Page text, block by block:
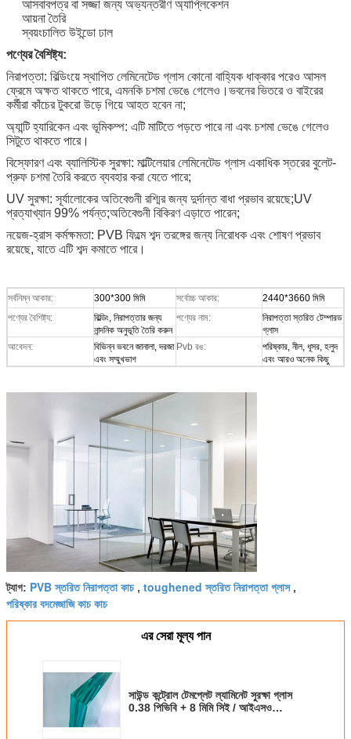
আসবাবপত্র বা সজ্জা জন্য অভ্যন্তরীণ অ্যাপ্লিকেশন
আয়না তৈরি
স্বয়ংচালিত উইন্ডো ঢাল
পণ্যের বৈশিষ্ট্য:
নিরাপত্তা: বিল্ডিংয়ে স্থাপিত লেমিনেটেড গ্লাস কোনো বাহ্যিক ধাক্কার পরেও আসল
ফ্রেমে অক্ষত থাকতে পারে, এমনকি চশমা ভেঙে গেলেও।ভবনের ভিতরে ও বাইরের
কর্মীরা কাঁচের টুকরো উড়ে গিয়ে আহত হবেন না;
অ্যান্টি হ্যারিকেন এবং ভূমিকম্প: এটি মাটিতে পড়তে পারে না এবং চশমা ভেঙে গেলেও
সিটুতে থাকতে পারে।
বিস্ফোরণ এবং ব্যালিস্টিক সুরক্ষা: মাল্টিলেয়ার লেমিনেটেড গ্লাস একাধিক স্তরের বুলেট-
প্রুফ চশমা তৈরি করতে ব্যবহার করা যেতে পারে;
UV সুরক্ষা: সূর্যালোকের অতিবেগুনী রশ্মির জন্য দুর্দান্ত বাধা প্রভাব রয়েছে;UV
প্রত্যাখ্যান 99% পর্যন্ত;অতিবেগুনী বিকিরণ এড়াতে পারেন;
নয়েজ-হ্রাস কর্মক্ষমতা: PVB ফিল্মে শব্দ তরঙ্গের জন্য নিরোধক এবং শোষণ প্রভাব
রয়েছে, যাতে এটি শব্দ কমাতে পারে।
সর্বনিম্ন আকার: 300*300 মিমি সর্বোচ্চ আকার:
2440*3660 মিমি
পণ্যের বৈশিষ্ট্য:
বিল্ডিং, নিরাপত্তার জন্য
নান্দনিক অনুভূতি তৈরি করুন
পণ্যের নাম:
নিরাপত্তা স্তরিত টেম্পারড
গ্লাস
আবেদন:
বিভিন্ন ভবনে জানালা, দরজা
এবং সম্মুখভাগ
Pvb রঙ:
পরিষ্কার, নীল, ধূসর, হলুদ
এবং আরও অনেক কিছু
ট্যাগ: PVB স্তরিত নিরাপত্তা কাচ, toughened স্তরিত নিরাপত্তা গ্লাস,
পরিষ্কার বদমেজাজি কাচ কাচ
এর সেরা মূল্য পান
সাউন্ড কন্ট্রোল টেমপ্লেট ল্যামিনেট সুরক্ষা গ্লাস
0.38 পিভিবি + 8 মিমি সিই / আইএসও